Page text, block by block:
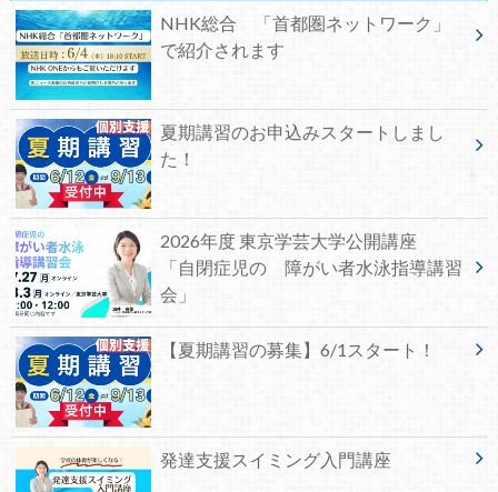
NHK総合 「首都圏ネットワーク」
で紹介されます
夏期講習のお申込みスタートしまし
た！
2026年度 東京学芸大学公開講座
「自閉症児の 障がい者水泳指導講習
会」
【夏期講習の募集】6/1スタート！
発達支援スイミング入門講座